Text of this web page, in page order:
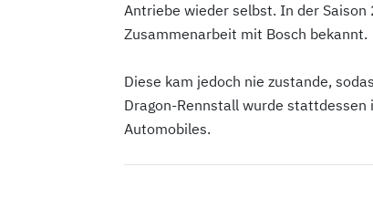
Antriebe wieder selbst. In der
Zusammenarbeit mit Bosch bekannt.
Diese kam jedoch nie zustande,
Dragon-Rennstall wurde stattdessen
Automobiles.